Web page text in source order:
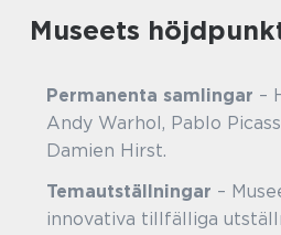
Museets
Permanenta samlingar –
Andy Warhol, Pablo
Damien Hirst.
Temautställningar –
innovativa tillfälliga